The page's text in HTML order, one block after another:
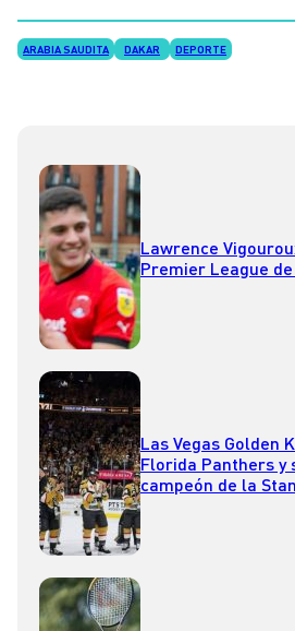
ARABIA SAUDITA DAKAR DEPORTE
Lawrence
Premier League
Las Vegas Golden
Florida Panthers y
campeón de la